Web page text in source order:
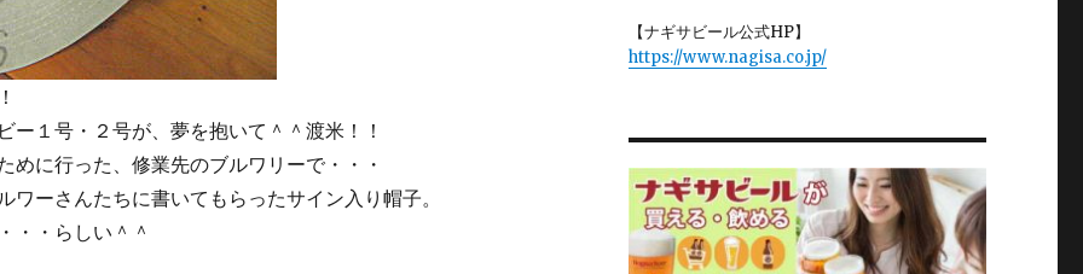
ー１号・２号が、夢を抱いて＾＾渡米！！
めに行った、修業先のブルワリーで・・・
ワーさんたちに書いてもらったサイン入り帽子。
・・らしい＾＾
【ナギサビール公式HP】
https://www.nagisa.co.jp/